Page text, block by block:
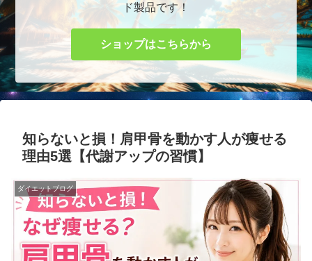
ド製品です！
ショップはこちらから
知らないと損！肩甲骨を動かす人が痩せる
理由5選【代謝アップの習慣】
ダイエットブログ